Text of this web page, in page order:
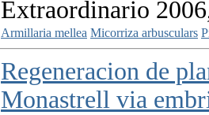
Extraordinario
Armillaria mellea Micorriza arbusculars
Regeneracion de
Monastrell via